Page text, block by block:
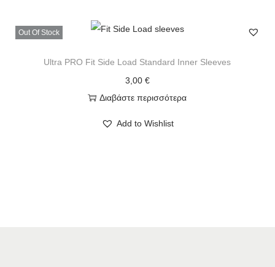
Out Of Stock
Ultra PRO Fit Side Load Standard Inner Sleeves
3,00 €
Διαβάστε περισσότερα
Add to Wishlist